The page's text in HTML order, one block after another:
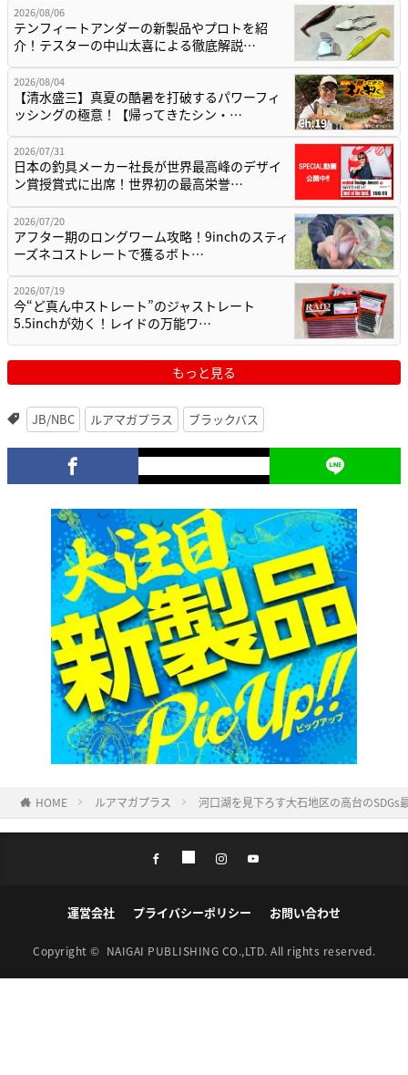
2026/08/06
テンフィートアンダーの新製品やプロトを紹
介！テスターの中山太喜による徹底解説…
2026/08/04
【清水盛三】真夏の酷暑を打破するパワーフィ
ッシングの極意！【帰ってきたシン・…
2026/07/31
日本の釣具メーカー社長が世界最高峰のデザイ
ン賞授賞式に出席！世界初の最高栄誉…
2026/07/20
アフター期のロングワーム攻略！9inchのスティ
ーズネコストレートで獲るボト…
2026/07/19
今“ど真ん中ストレート”のジャストレート
5.5inchが効く！レイドの万能ワ…
もっと見る
JB/NBC ルアマガプラス ブラックバス
HOME ルアマガプラス 河口湖を見下ろす大石地区の高台のSDGs
運営会社 プライバシーポリシー お問い合わせ
Copyright © NAIGAI PUBLISHING CO.,LTD. All rights reserved.